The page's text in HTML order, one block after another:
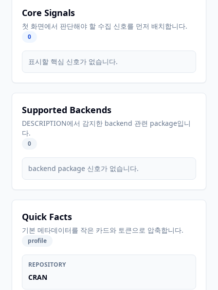
Core Signals
첫 화면에서 판단해야 할 수집 신호를 먼저 배치합니다.
0
표시할 핵심 신호가 없습니다.
Supported Backends
DESCRIPTION에서 감지한 backend 관련 package입니
다.
0
backend package 신호가 없습니다.
Quick Facts
기본 메타데이터를 작은 카드와 토큰으로 압축합니다.
profile
REPOSITORY
CRAN